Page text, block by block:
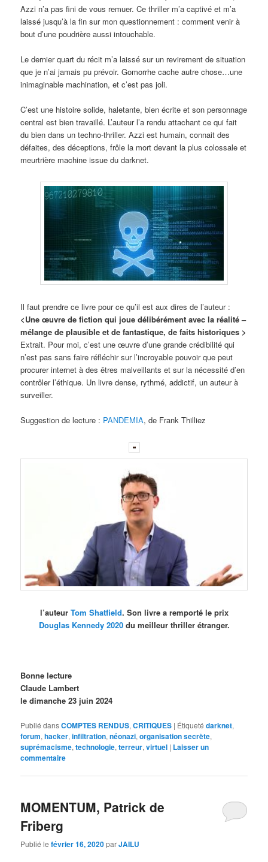
Azzi n’a pas fini de vous remuer. Ce thriller m’a captivé et m’a
laissé jusqu’à la fin sur mon questionnement : comment venir à
bout d’une poudrière aussi intouchable.
Le dernier quart du récit m’a laissé sur un revirement de situation
que je n’ai jamais pu prévoir. Gomorrhe cache autre chose…une
inimaginable machination, et c’est pas joli.
C’est une histoire solide, haletante, bien écrite et son personnage
central est bien travaillé. L’auteur l’a rendu attachant ce qui fait
du bien dans un techno-thriller. Azzi est humain, connait des
défaites, des déceptions, frôle la mort devant la plus colossale et
meurtrière machine issue du darknet.
Il faut prendre ce livre pour ce qu’il est aux dires de l’auteur :
<Une œuvre de fiction qui joue délibérément avec la réalité –
mélange de plausible et de fantastique, de faits historiques >
Extrait. Pour moi, c’est une œuvre d’une grande crédibilité qui
n’est pas sans faire réfléchir sur l’incroyable pouvoir que peut
procurer internet à des êtres malveillants et sur la nécessité d’en
contrôler l’éthique. Un livre dense, rythmé, addictif, un auteur à
surveiller.
Suggestion de lecture : PANDEMIA, de Frank Thilliez
l’auteur Tom Shatfield. Son livre a remporté le prix
Douglas Kennedy 2020du meilleur thriller étranger.
Bonne lecture
Claude Lambert
le dimanche 23 juin 2024
Publié dansCOMPTES RENDUS,CRITIQUES | Étiqueté darknet,
forum,hacker,infiltration,néonazi,organisation secrète,
suprémacisme,technologie,terreur,virtuel | Laisser un
commentaire
MOMENTUM, Patrick de
Friberg
Publié lefévrier 16, 2020parJAILU